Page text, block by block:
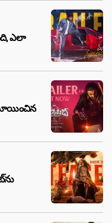
ఎలా
మూయించిన